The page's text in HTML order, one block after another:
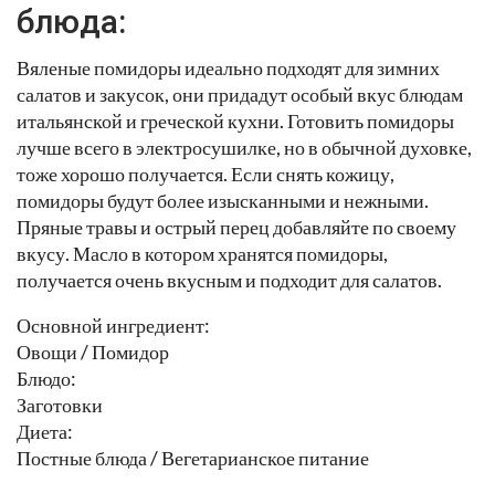
блюда:
Вяленые помидоры идеально подходят для зимних
салатов и закусок, они придадут особый вкус блюдам
итальянской и греческой кухни. Готовить помидоры
лучше всего в электросушилке, но в обычной духовке,
тоже хорошо получается. Если снять кожицу,
помидоры будут более изысканными и нежными.
Пряные травы и острый перец добавляйте по своему
вкусу. Масло в котором хранятся помидоры,
получается очень вкусным и подходит для салатов.
Основной ингредиент:
Овощи / Помидор
Блюдо:
Заготовки
Диета:
Постные блюда / Вегетарианское питание